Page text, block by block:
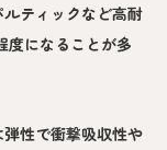
ティックなど高耐
度になることが多
性で衝撃吸収性や